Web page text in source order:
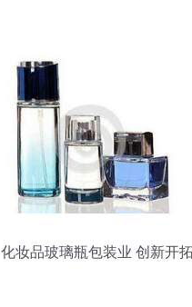
化妆品玻璃瓶包装业 创新开